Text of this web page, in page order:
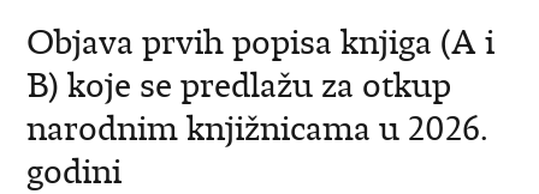
Objava prvih popisa knjiga (A i
B) koje se predlažu za otkup
narodnim knjižnicama u 2026.
godini